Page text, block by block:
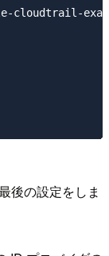
cloudtrail-
後の設定をしま